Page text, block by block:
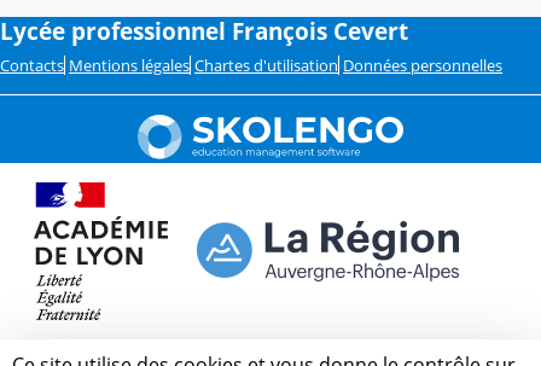
Lycée professionnel François Cevert
Contacts Mentions légales Chartes d'utilisation Données personnelles